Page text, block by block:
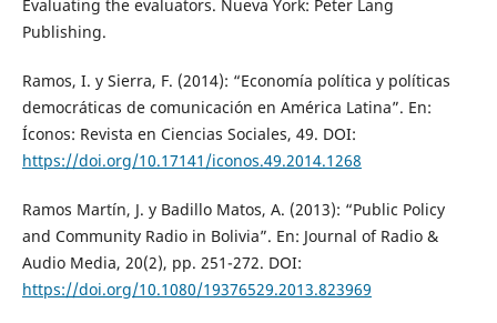
Evaluating the evaluators. Nueva York: Peter Lang
Publishing.
Ramos, I. y Sierra, F. (2014): “Economía política y políticas
democráticas de comunicación en América Latina”. En:
Íconos: Revista en Ciencias Sociales, 49. DOI:
https://doi.org/10.17141/iconos.49.2014.1268
Ramos Martín, J. y Badillo Matos, A. (2013): “Public Policy
and Community Radio in Bolivia”. En: Journal of Radio &
Audio Media, 20(2), pp. 251-272. DOI:
https://doi.org/10.1080/19376529.2013.823969